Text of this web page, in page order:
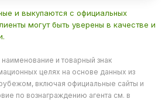
и выкупаются с официальных
могут быть уверены в качестве и
и товарный знак
целях на основе данных из
включая официальные сайты и
по вознаграждению агента см. в